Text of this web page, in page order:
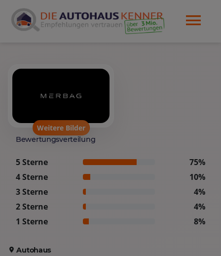
Weitere Bilder
Bewertungsverteilung
5 Sterne
75%
4 Sterne
10%
3 Sterne
4%
2 Sterne
4%
1 Sterne
8%
Autohaus